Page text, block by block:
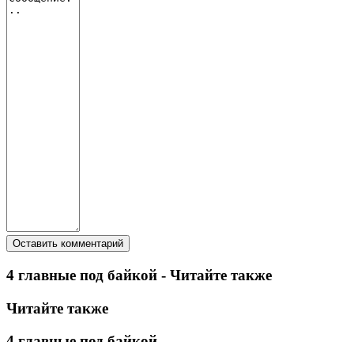
4 главные под байкой - Читайте также
Читайте также